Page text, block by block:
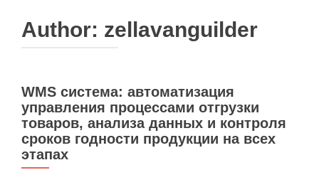
Author: zellavanguilder
WMS система: автоматизация
управления процессами отгрузки
товаров, анализа данных и контроля
сроков годности продукции на всех
этапах